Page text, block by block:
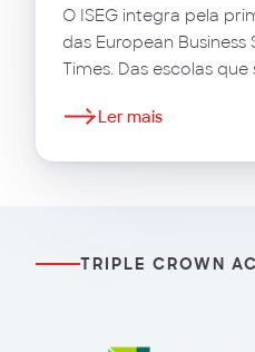
O ISEG integra pela
das European Business
Times. Das escolas
Ler mais
TRIPLE CROWN